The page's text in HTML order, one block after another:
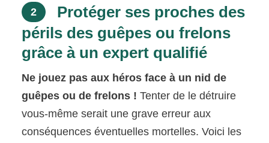
2
Protéger ses proches des
périls des guêpes ou frelons
grâce à un expert qualifié
Ne jouez pas aux héros face à un nid de
guêpes ou de frelons ! Tenter de le détruire
vous-même serait une grave erreur aux
conséquences éventuelles mortelles. Voici les